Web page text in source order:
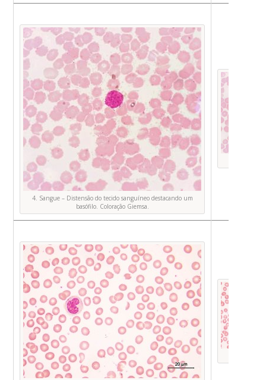
4. Sangue – Distensão do tecido sanguíneo destacando um
basófilo. Coloração Giemsa.